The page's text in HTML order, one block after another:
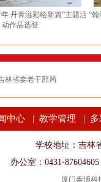
溢彩绘新篇”主题活
品选登
“翰墨飘
林省委老干部局
中心 教学管理
学校地址：吉林
办公室：0431-
厦门泰博科